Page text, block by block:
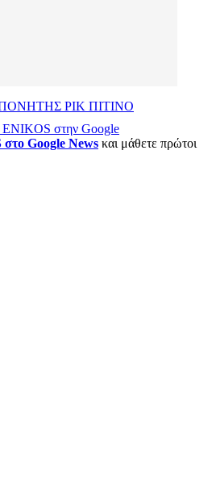
ΡΙΚ ΠΙΤΙΝΟ
στην Google
Google News και μάθετε πρώτοι